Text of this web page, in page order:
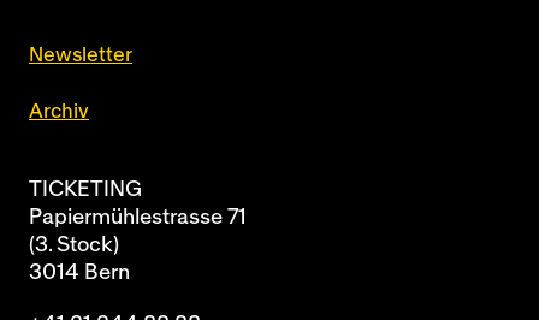
Newsletter
Archiv
TICKETING
Papiermühlestrasse 71
(3. Stock)
3014 Bern